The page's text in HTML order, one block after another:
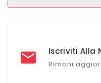
Iscriviti Alla
Rimani